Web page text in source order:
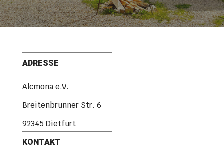
ADRESSE
Alcmona e.V.
Breitenbrunner Str. 6
92345 Dietfurt
KONTAKT